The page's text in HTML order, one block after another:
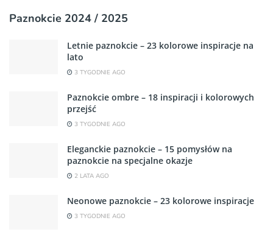
Paznokcie 2024 / 2025
Letnie paznokcie – 23 kolorowe inspiracje na
lato
3 TYGODNIE AGO
Paznokcie ombre – 18 inspiracji i kolorowych
przejść
3 TYGODNIE AGO
Eleganckie paznokcie – 15 pomysłów na
paznokcie na specjalne okazje
2 LATA AGO
Neonowe paznokcie – 23 kolorowe inspiracje
3 TYGODNIE AGO